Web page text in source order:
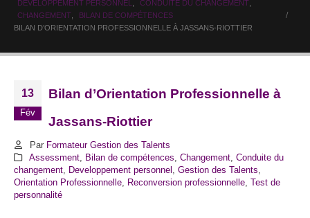
DEVELOPPEMENT PERSONNEL
CONDUITE DU CHANGEMENT
CHANGEMENT
BILAN DE COMPÉTENCES
BILAN D’ORIENTATION PROFESSIONNELLE À JASSANS-RIOTTIER
13
Fév
Bilan d’Orientation Professionnelle à
Jassans-Riottier
Par Formateur Gestion des Talents
Assessment, Bilan de compétences Changement, Conduite du
changement
Developpement personnel Gestion des Talents
Orientation Professionnelle
Reconversion professionnelle Test de
personnalité